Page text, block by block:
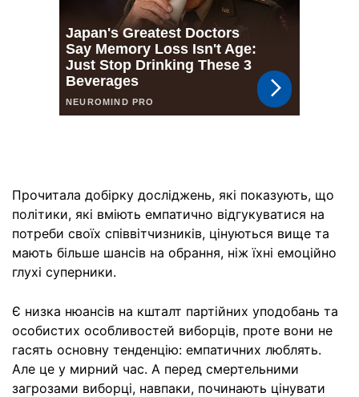
Прочитала добірку досліджень, які показують, що
політики, які вміють емпатично відгукуватися на
потреби своїх співвітчизників, цінуються вище та
мають більше шансів на обрання, ніж їхні емоційно
глухі суперники.
Є низка нюансів на кшталт партійних уподобань та
особистих особливостей виборців, проте вони не
гасять основну тенденцію: емпатичних люблять.
Але це у мирний час. А перед смертельними
загрозами виборці, навпаки, починають цінувати